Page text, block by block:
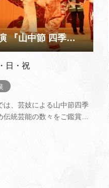
定期上演 『山中節 四季の舞』
日・祝
は、芸妓による山中節四季
伝統芸能の数々をご鑑賞い